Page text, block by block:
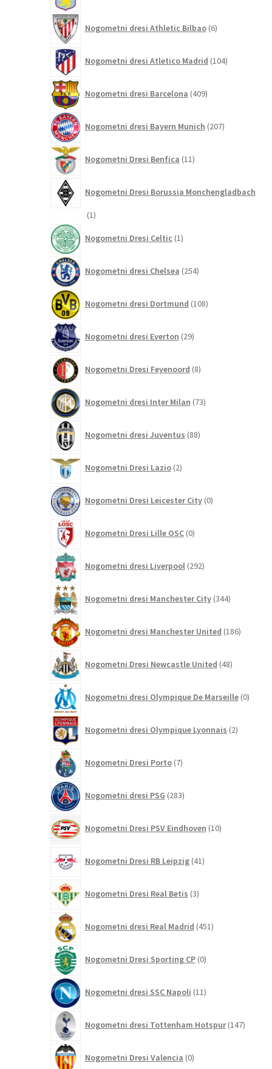
Nogometni dresi Athletic Bilbao 6izdelkov
Nogometni dresi Atletico Madrid 104izdelki
Nogometni dresi Barcelona 409izdelkov
Nogometni dresi Bayern Munich 207izdelkov
Nogometni Dresi Benfica 11izdelkov
Nogometni Dresi Borussia Monchengladbach
11
Nogometni Dresi Celtic 1izdelek
Nogometni dresi Chelsea 254izdelkov
Nogometni dresi Dortmund 108izdelkov
Nogometni dresi Everton 29izdelkov
Nogometni Dresi Feyenoord 8izdelkov
Nogometni dresi Inter Milan 73izdelkov
Nogometni dresi Juventus 88izdelkov
Nogometni Dresi Lazio 2izdelka
Nogometni Dresi Leicester City 0izdelkov
Nogometni Dresi Lille OSC 0izdelkov
Nogometni dresi Liverpool 292izdelkov
Nogometni dresi Manchester City 344izdelkov
Nogometni dresi Manchester United 186izdelkov
Nogometni Dresi Newcastle United 48izdelkov
Nogometni dresi Olympique De Marseille 0
Nogometni dresi Olympique Lyonnais 2izdelka
Nogometni Dresi Porto 7izdelkov
Nogometni dresi PSG 283izdelkov
Nogometni Dresi PSV Eindhoven 10izdelkov
Nogometni Dresi RB Leipzig 41izdelkov
Nogometni Dresi Real Betis 3izdelki
Nogometni dresi Real Madrid 451izdelkov
Nogometni Dresi Sporting CP 0izdelkov
Nogometni dresi SSC Napoli 11izdelkov
Nogometni dresi Tottenham Hotspur 147
Nogometni Dresi Valencia 0izdelkov